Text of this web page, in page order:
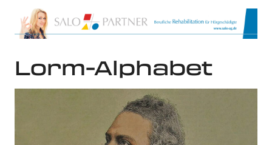
Lorm-Alphabet